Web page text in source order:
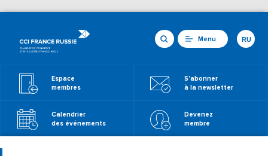
Menu
Espace
membres
S'abonner
à la newsletter
Calendrier
des événements
Devenez
membre
RU